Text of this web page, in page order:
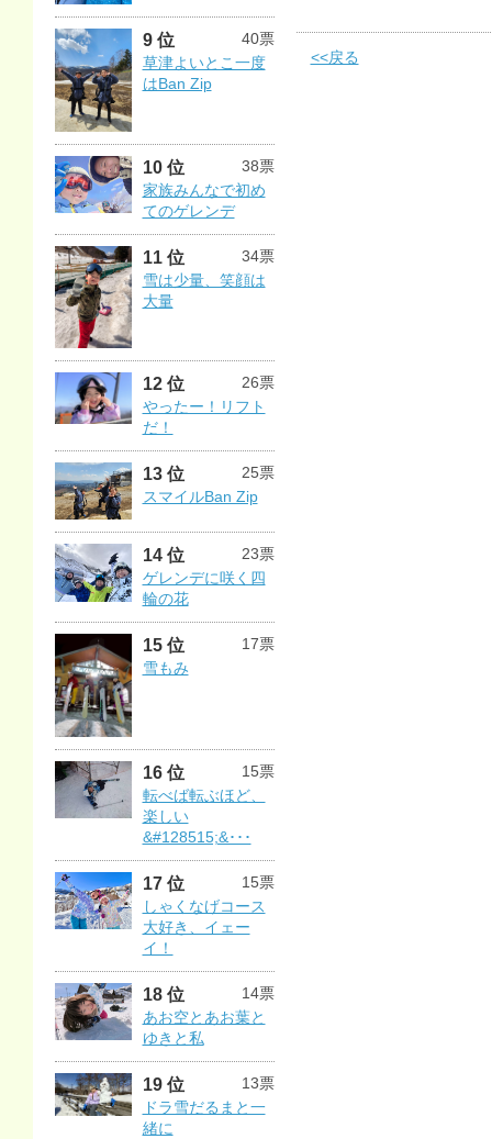
9 位
40票
草津よいとこ一度
はBan Zip
10 位
38票
家族みんなで初め
てのゲレンデ
11 位
34票
雪は少量、笑顔は
大量
12 位
26票
やったー！リフト
だ！
13 位
25票
スマイルBan Zip
14 位
23票
ゲレンデに咲く四
輪の花
15 位
17票
雪もみ
16 位
15票
転べば転ぶほど、
楽しい
&#128515;&･･･
17 位
15票
しゃくなげコース
大好き、イェー
イ！
18 位
14票
あお空とあお葉と
ゆきと私
19 位
13票
ドラ雪だるまと一
緒に
<<戻る